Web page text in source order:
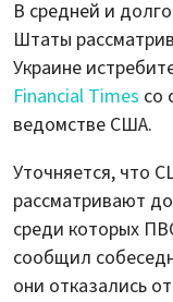
В средней и
Штаты
Украине
Financial Times со
ведомстве США.
Уточняется, что
рассматривают
среди которых
сообщил
они отказались